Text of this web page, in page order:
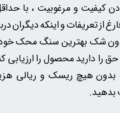
کیفیت و مرغوبیت ، با
از تعریفات و اینکه دیگران
شک بهترین سنگ محک خود
را دارید محصول را ارزیابی
هیچ ریسک و ریالی
بدهید.